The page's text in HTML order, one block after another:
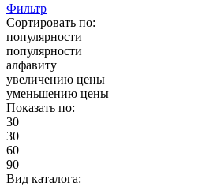
Фильтр
Сортировать по:
популярности
популярности
алфавиту
увеличению цены
уменьшению цены
Показать по:
30
30
60
90
Вид каталога: